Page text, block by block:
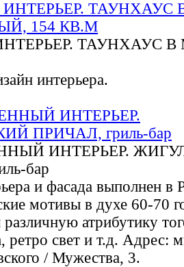
ТАУНХАУС
интерьера.
ИНТЕРЬЕР.
бар
и фасада выполнен в
мотивы в духе 60-70
различную атрибутику
ретро свет и т.д. Адрес:
/ Мужества, 3.